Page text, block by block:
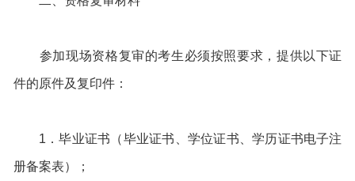
参加现场资格复审的考生必须按照要求，提供以下证
件的原件及复印件：
1．毕业证书（毕业证书、学位证书、学历证书电子注
册备案表）；